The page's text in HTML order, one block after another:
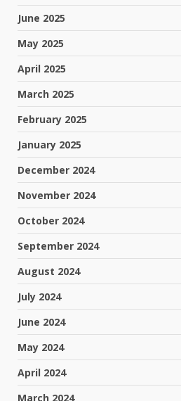
June 2025
May 2025
April 2025
March 2025
February 2025
January 2025
December 2024
November 2024
October 2024
September 2024
August 2024
July 2024
June 2024
May 2024
April 2024
March 2024